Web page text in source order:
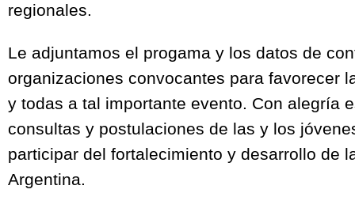
regionales.
Le adjuntamos el progama y los datos de
organizaciones convocantes para favorecer
y todas a tal importante evento. Con alegría
consultas y postulaciones de las y los
participar del fortalecimiento y desarrollo de
Argentina.